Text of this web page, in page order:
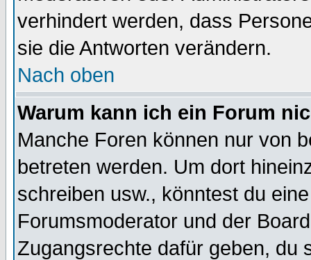
verhindert werden, dass
sie die Antworten verändern.
Nach oben
Warum kann ich ein Forum
Manche Foren können nur von
betreten werden. Um dort
schreiben usw., könntest du
Forumsmoderator und der
Zugangsrechte dafür geben, du